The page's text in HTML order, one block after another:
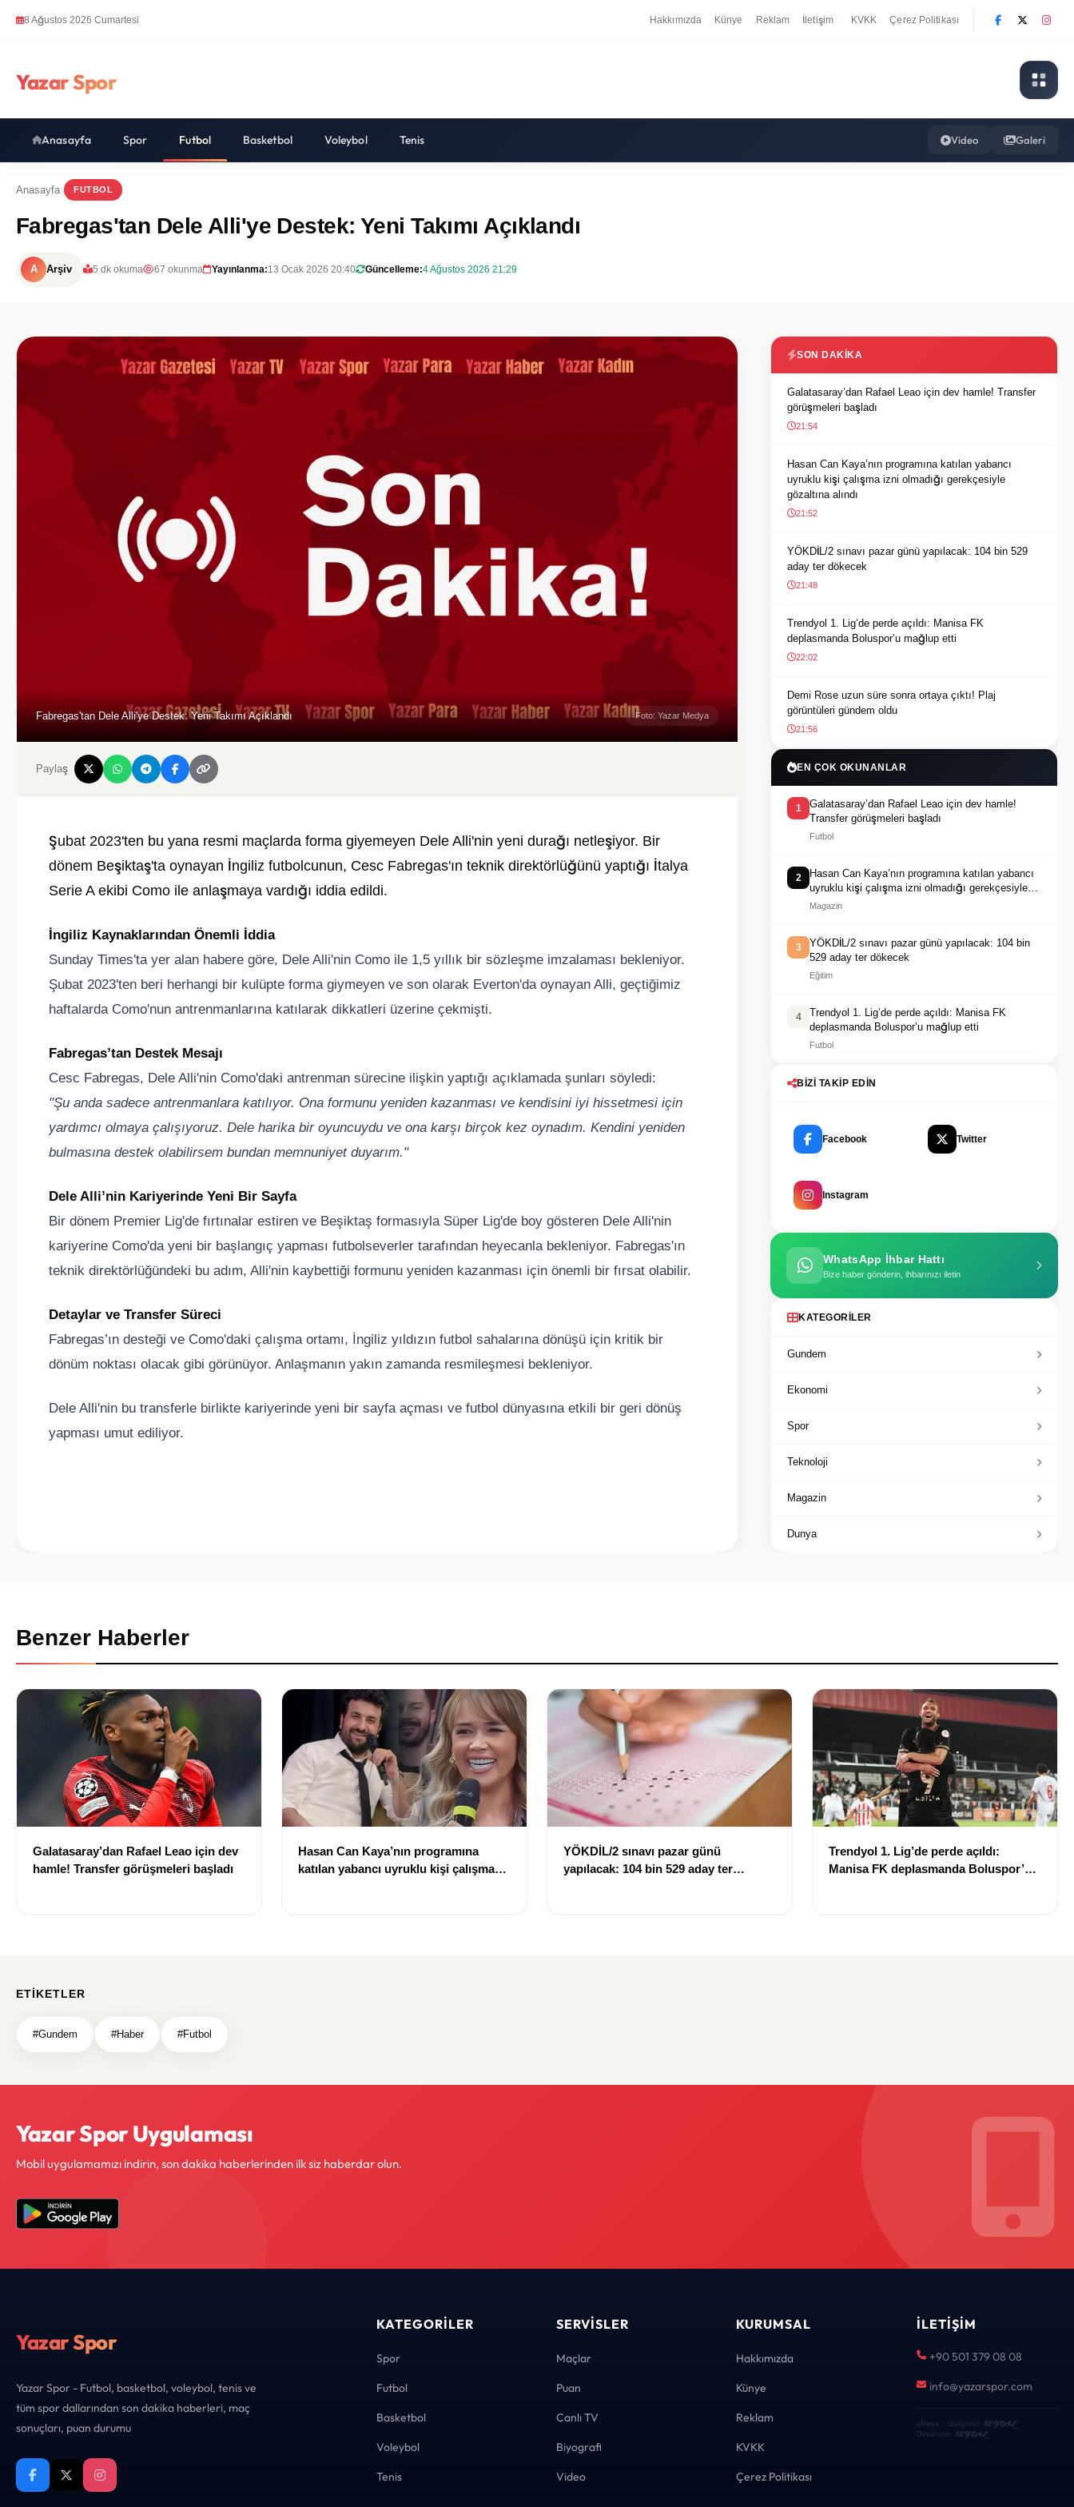
8 Ağustos 2026 Cumartesi Hakkımızda Künye Reklam İletişim KVKK Çerez Politikası
Yazar Spor
Anasayfa Spor Futbol Basketbol Voleybol Tenis Video Galeri
Anasayfa FUTBOL
Fabregas'tan Dele Alli'ye Destek: Yeni Takımı Açıklandı
A Arşiv 5 dk okuma 67 okunma Yayınlanma:13 Ocak 2026 20:40 Güncelleme:4 Ağustos 2026 21:29
Fabregas'tan Dele Alli'ye Destek: Yeni Takımı Açıklandı Foto: Yazar Medya
Paylaş
Şubat 2023'ten bu yana resmi maçlarda forma giyemeyen Dele Alli'nin yeni durağı netleşiyor. Bir
dönem Beşiktaş'ta oynayan İngiliz futbolcunun, Cesc Fabregas'ın teknik direktörlüğünü yaptığı İtalya
Serie A ekibi Como ile anlaşmaya vardığı iddia edildi.
İngiliz Kaynaklarından Önemli İddia
Sunday Times'ta yer alan habere göre, Dele Alli'nin Como ile 1,5 yıllık bir sözleşme imzalaması bekleniyor.
Şubat 2023'ten beri herhangi bir kulüpte forma giymeyen ve son olarak Everton'da oynayan Alli, geçtiğimiz
haftalarda Como'nun antrenmanlarına katılarak dikkatleri üzerine çekmişti.
Fabregas’tan Destek Mesajı
Cesc Fabregas, Dele Alli'nin Como'daki antrenman sürecine ilişkin yaptığı açıklamada şunları söyledi:
"Şu anda sadece antrenmanlara katılıyor. Ona formunu yeniden kazanması ve kendisini iyi hissetmesi için
yardımcı olmaya çalışıyoruz. Dele harika bir oyuncuydu ve ona karşı birçok kez oynadım. Kendini yeniden
bulmasına destek olabilirsem bundan memnuniyet duyarım."
Dele Alli’nin Kariyerinde Yeni Bir Sayfa
Bir dönem Premier Lig'de fırtınalar estiren ve Beşiktaş formasıyla Süper Lig'de boy gösteren Dele Alli'nin
kariyerine Como'da yeni bir başlangıç yapması futbolseverler tarafından heyecanla bekleniyor. Fabregas'ın
teknik direktörlüğündeki bu adım, Alli'nin kaybettiği formunu yeniden kazanması için önemli bir fırsat olabilir.
Detaylar ve Transfer Süreci
Fabregas’ın desteği ve Como'daki çalışma ortamı, İngiliz yıldızın futbol sahalarına dönüşü için kritik bir
dönüm noktası olacak gibi görünüyor. Anlaşmanın yakın zamanda resmileşmesi bekleniyor.
Dele Alli'nin bu transferle birlikte kariyerinde yeni bir sayfa açması ve futbol dünyasına etkili bir geri dönüş
yapması umut ediliyor.
SON DAKIKA
Galatasaray’dan Rafael Leao için dev hamle! Transfer
görüşmeleri başladı
21:54
Hasan Can Kaya’nın programına katılan yabancı
uyruklu kişi çalışma izni olmadığı gerekçesiyle
gözaltına alındı
21:52
YÖKDİL/2 sınavı pazar günü yapılacak: 104 bin 529
aday ter dökecek
21:48
Trendyol 1. Lig’de perde açıldı: Manisa FK
deplasmanda Boluspor’u mağlup etti
22:02
Demi Rose uzun süre sonra ortaya çıktı! Plaj
görüntüleri gündem oldu
21:56
EN ÇOK OKUNANLAR
1
Galatasaray’dan Rafael Leao için dev hamle!
Transfer görüşmeleri başladı
Futbol
2
Hasan Can Kaya’nın programına katılan yabancı
uyruklu kişi çalışma izni olmadığı gerekçesiyle
gözaltına alındı
Magazin
3
YÖKDİL/2 sınavı pazar günü yapılacak: 104 bin
529 aday ter dökecek
Eğitim
4
Trendyol 1. Lig’de perde açıldı: Manisa FK
deplasmanda Boluspor’u mağlup etti
Futbol
BIZI TAKIP EDIN
Facebook Twitter
Instagram
WhatsApp İhbar Hattı
Bize haber gönderin, ihbarınızı iletin
KATEGORILER
Gundem
Ekonomi
Spor
Teknoloji
Magazin
Dunya
Benzer Haberler
Galatasaray’dan Rafael Leao için dev
hamle! Transfer görüşmeleri başladı
Hasan Can Kaya’nın programına
katılan yabancı uyruklu kişi çalışma
YÖKDİL/2 sınavı pazar günü
yapılacak: 104 bin 529 aday ter
Trendyol 1. Lig’de perde açıldı:
Manisa FK deplasmanda Boluspor’u
ETIKETLER
#Gundem #Haber #Futbol
Yazar Spor Uygulaması
Mobil uygulamamızı indirin, son dakika haberlerinden ilk siz haberdar olun.
Yazar Spor
Yazar Spor - Futbol, basketbol, voleybol, tenis ve
tüm spor dallarından son dakika haberleri, maç
sonuçları, puan durumu
KATEGORILER
Spor
Futbol
Basketbol
Voleybol
Tenis
SERVISLER
Maçlar
Puan
Canlı TV
Biyografi
Video
KURUMSAL
Hakkımızda
Künye
Reklam
KVKK
Çerez Politikası
İLETIŞIM
+90 501 379 08 08
info@yazarspor.com
eNews · Geliştirici KEYDAL·
Developer KEYDAL